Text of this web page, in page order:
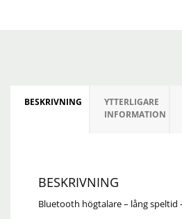
BESKRIVNING
YTTERLIGARE
INFORMATION
BESKRIVNING
Bluetooth högtalare – lång speltid